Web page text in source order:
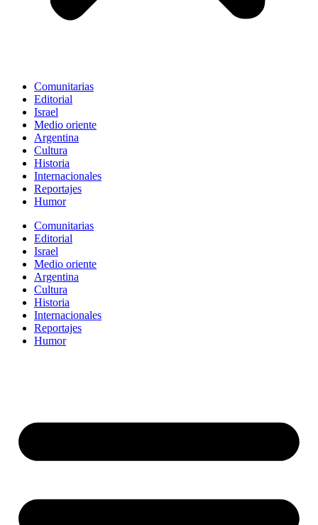
Comunitarias
Editorial
Israel
Medio oriente
Argentina
Cultura
Historia
Internacionales
Reportajes
Humor
Comunitarias
Editorial
Israel
Medio oriente
Argentina
Cultura
Historia
Internacionales
Reportajes
Humor